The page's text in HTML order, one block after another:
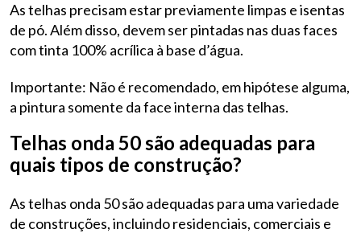
As telhas precisam estar previamente limpas e isentas
de pó. Além disso, devem ser pintadas nas duas faces
com tinta 100% acrílica à base d’água.
Importante: Não é recomendado, em hipótese alguma,
a pintura somente da face interna das telhas.
Telhas onda 50 são adequadas para
quais tipos de construção?
As telhas onda 50 são adequadas para uma variedade
de construções, incluindo residenciais, comerciais e